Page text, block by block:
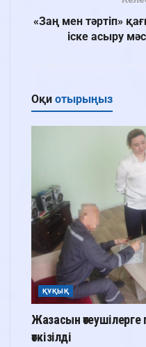
«Заң мен тәртіп»
іске асыру
Оқи отырыңыз
ҚҰҚЫҚ
Жазасын
өткізілді